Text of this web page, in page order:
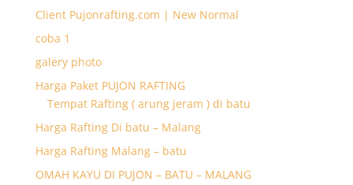
Client Pujonrafting.com | New Normal
coba 1
galery photo
Harga Paket PUJON RAFTING
Tempat Rafting ( arung jeram ) di batu
Harga Rafting Di batu – Malang
Harga Rafting Malang – batu
OMAH KAYU DI PUJON – BATU – MALANG